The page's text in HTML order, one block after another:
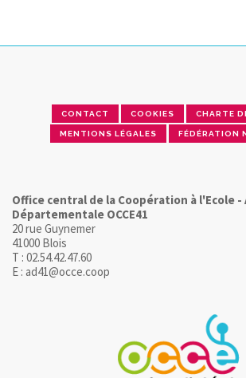
CONTACT COOKIES CHARTE
MENTIONS LÉGALES FÉDÉRATION
Office central de la Coopération à l'Ecole -
Départementale OCCE41
20 rue Guynemer
41000 Blois
T : 02.54.42.47.60
E : ad41@occe.coop